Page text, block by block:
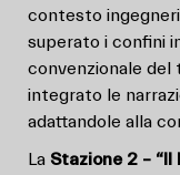
contesto
superato i confini
convenzionale del
integrato le
adattandole alla
La Stazione 2 –